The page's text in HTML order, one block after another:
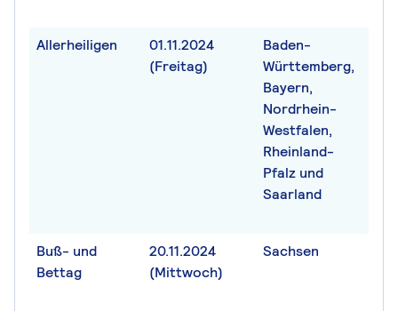
Allerheiligen
01.11.2024
(Freitag)
Baden-
Württemberg,
Bayern,
Nordrhein-
Westfalen,
Rheinland-
Pfalz und
Saarland
Buß- und
Bettag
20.11.2024
(Mittwoch)
Sachsen